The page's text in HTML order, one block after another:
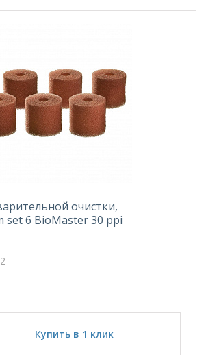
очистки,
set 6 BioMaster 30 ppi
Купить в 1 клик